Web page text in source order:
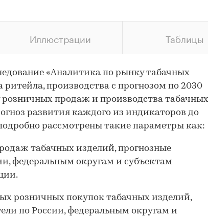
Иллюстрации Таблицы
«Аналитика по рынку табачных
ритейла, производства с прогнозом по 2030
розничных продаж и производства табачных
развития каждого из индикаторов до
рассмотрены такие параметры как:
табачных изделий, прогнозные
федеральным округам и субъектам
розничных покупок табачных изделий,
по России, федеральным округам и